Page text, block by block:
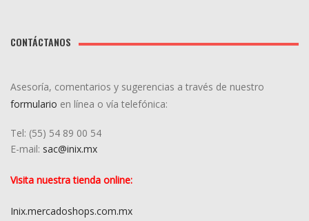
CONTÁCTANOS
Asesoría, comentarios y sugerencias a través de nuestro
formulario en línea o vía telefónica:
Tel: (55) 54 89 00 54
E-mail: sac@inix.mx
Visita nuestra tienda online:
Inix.mercadoshops.com.mx